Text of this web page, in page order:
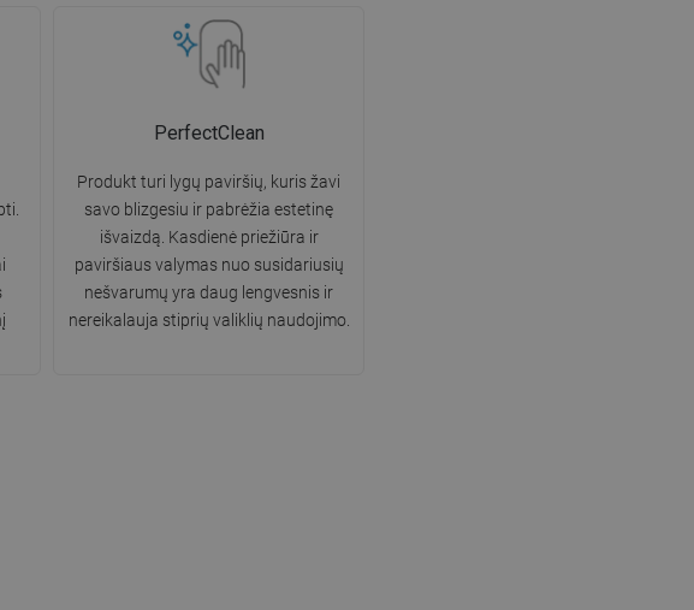
PerfectClean
Produkt turi lygų paviršių, kuris žavi
savo blizgesiu ir pabrėžia estetinę
išvaizdą. Kasdienė priežiūra ir
paviršiaus valymas nuo susidariusių
nešvarumų yra daug lengvesnis ir
nereikalauja stiprių valiklių naudojimo.